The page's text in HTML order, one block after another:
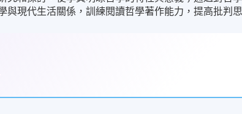
與現代生活關係，訓練閱讀哲學著作能力，提高批判